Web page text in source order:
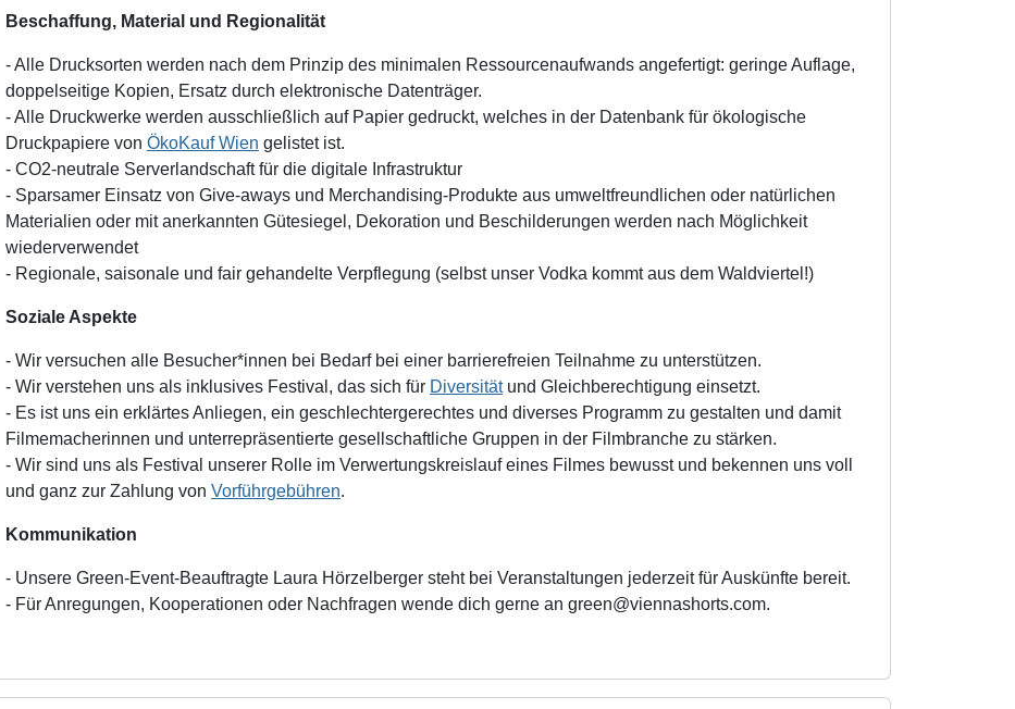
Beschaffung, Material und Regionalität
- Alle Drucksorten werden nach dem Prinzip des minimalen Ressourcenaufwands angefertigt: geringe Auflage,
doppelseitige Kopien, Ersatz durch elektronische Datenträger.
- Alle Druckwerke werden ausschließlich auf Papier gedruckt, welches in der Datenbank für ökologische
Druckpapiere von ÖkoKauf Wien gelistet ist.
- CO2-neutrale Serverlandschaft für die digitale Infrastruktur
- Sparsamer Einsatz von Give-aways und Merchandising-Produkte aus umweltfreundlichen oder natürlichen
Materialien oder mit anerkannten Gütesiegel, Dekoration und Beschilderungen werden nach Möglichkeit
wiederverwendet
- Regionale, saisonale und fair gehandelte Verpflegung (selbst unser Vodka kommt aus dem Waldviertel!)
Soziale Aspekte
- Wir versuchen alle Besucher*innen bei Bedarf bei einer barrierefreien Teilnahme zu unterstützen.
- Wir verstehen uns als inklusives Festival, das sich für Diversitätund Gleichberechtigung einsetzt.
- Es ist uns ein erklärtes Anliegen, ein geschlechtergerechtes und diverses Programm zu gestalten und damit
Filmemacherinnen und unterrepräsentierte gesellschaftliche Gruppen in der Filmbranche zu stärken.
- Wir sind uns als Festival unserer Rolle im Verwertungskreislauf eines Filmes be­wusst und bekennen uns voll
und ganz zur Zahlung von Vorführgebühren.
Kommunikation
- Unsere Green-Event-Beauftragte Laura Hörzelberger steht bei Veranstaltungen jederzeit für Auskünfte bereit.
- Für Anregungen, Kooperationen oder Nachfragen wende dich gerne an green@viennashorts.com.